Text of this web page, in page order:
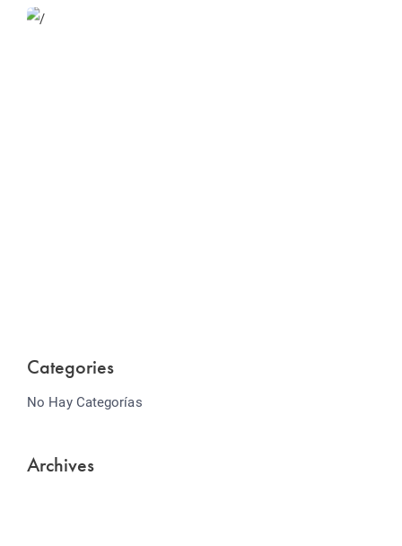
Categories
No Hay Categorías
Archives